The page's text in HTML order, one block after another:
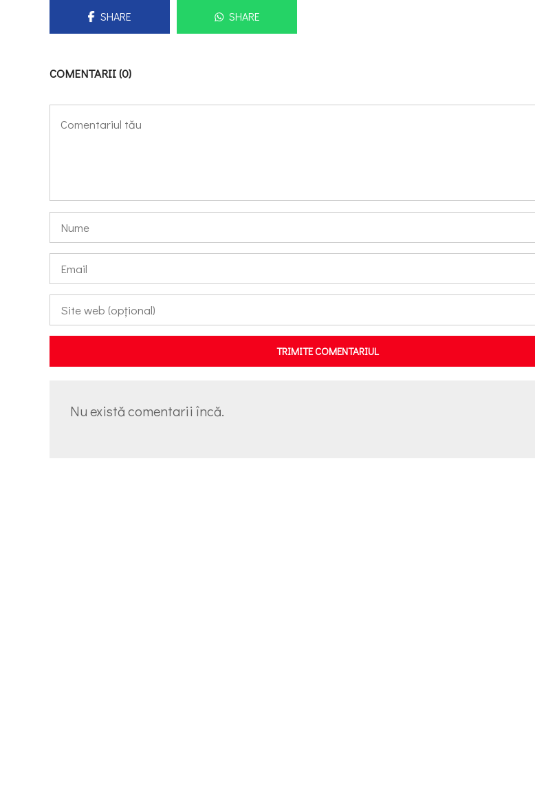
SHARE SHARE
COMENTARII (0)
TRIMITE COMENTARIUL
Nu există comentarii încă.